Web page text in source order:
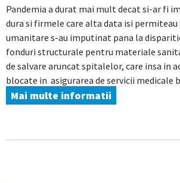
Pandemia a durat mai mult decat si-ar fi
dura si firmele care alta data isi permiteau
umanitare s-au imputinat pana la
fonduri structurale pentru materiale
de salvare aruncat spitalelor, care insa in
blocate in asigurarea de servicii medicale
Mai multe informatii